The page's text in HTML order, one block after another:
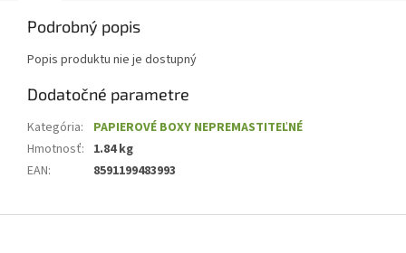
Podrobný popis
Popis produktu nie je dostupný
Dodatočné parametre
Kategória:
PAPIEROVÉ BOXY NEPREMASTITEĽNÉ
Hmotnosť: 1.84 kg
EAN: 8591199483993